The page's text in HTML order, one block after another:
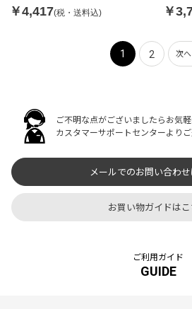
￥4,417(税・送料込) ￥
1 2 次へ
ご不明な点がございましたらお気
カスタマーサポートセンターよりご
メールでのお問い合わ
お買い物ガイドはこ
ご利用ガイド
GUIDE